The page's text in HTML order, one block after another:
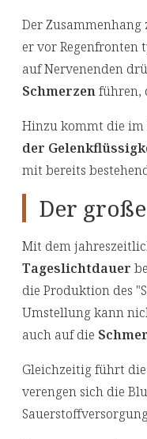
Der
er vor Regenfronten
auf Nervenenden
Schmerzenführen,
Hinzu kommt die im
der
mit bereits
Der
Mit dem
Tageslichtdauer
die Produktion des
Umstellung kann
auch auf die
Gleichzeitig führt
verengen sich die